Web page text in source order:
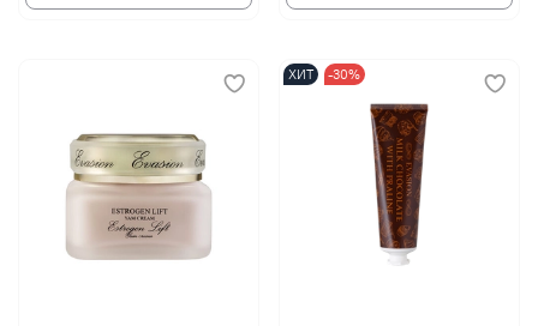
ХИТ -30%